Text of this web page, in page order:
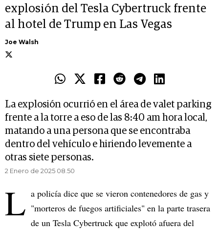
explosión del Tesla Cybertruck frente
al hotel de Trump en Las Vegas
Joe Walsh
La explosión ocurrió en el área de valet parking
frente a la torre a eso de las 8:40 am hora local,
matando a una persona que se encontraba
dentro del vehículo e hiriendo levemente a
otras siete personas.
2 Enero de 2025 08.50
L a policía dice que se vieron contenedores de gas y
"morteros de fuegos artificiales" en la parte trasera
de un Tesla Cybertruck que explotó afuera del